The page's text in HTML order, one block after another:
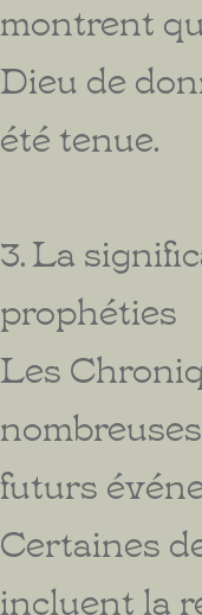
montrent
Dieu de
été tenue.
3. La
prophéties
Les
futurs
Certaines
incluent la